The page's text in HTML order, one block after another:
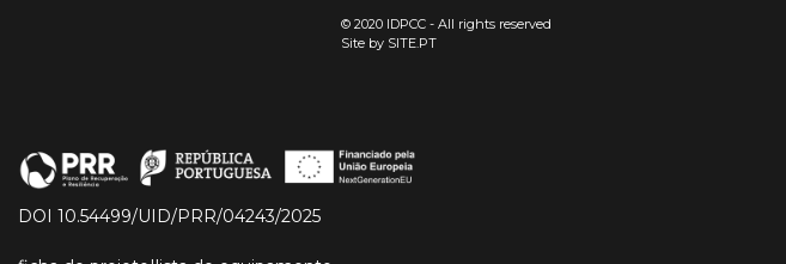
© 2020 IDPCC - All rights reserved
Site by SITE.PT
DOI 10.54499/UID/PRR/04243/2025